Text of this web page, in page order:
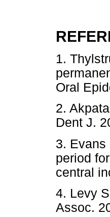
1.
Oral
2.
Dent J.
3. Evans
period
central
4. Levy
Assoc.